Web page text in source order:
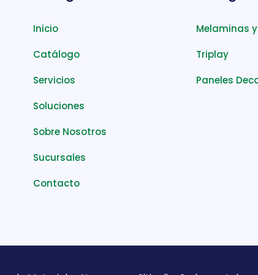
Inicio
Catálogo
Servicios
Soluciones
Sobre Nosotros
Sucursales
Contacto
Melaminas y
Triplay
Paneles